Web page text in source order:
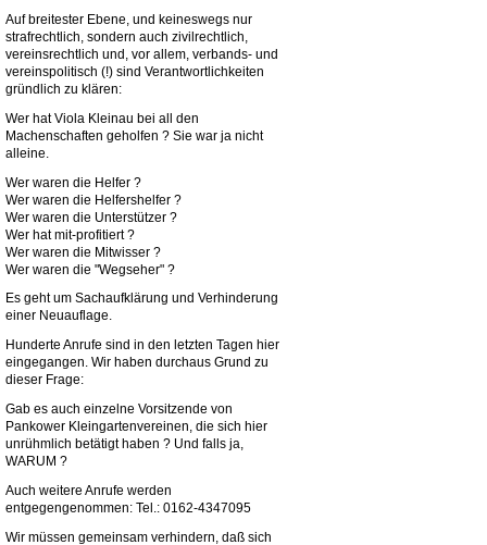
Auf breitester Ebene, und keineswegs nur
strafrechtlich, sondern auch zivilrechtlich,
vereinsrechtlich und, vor allem, verbands- und
vereinspolitisch (!) sind Verantwortlichkeiten
gründlich zu klären:
Wer hat Viola Kleinau bei all den
Machenschaften geholfen ? Sie war ja nicht
alleine.
Wer waren die Helfer ?
Wer waren die Helfershelfer ?
Wer waren die Unterstützer ?
Wer hat mit-profitiert ?
Wer waren die Mitwisser ?
Wer waren die "Wegseher" ?
Es geht um Sachaufklärung und Verhinderung
einer Neuauflage.
Hunderte Anrufe sind in den letzten Tagen hier
eingegangen. Wir haben durchaus Grund zu
dieser Frage:
Gab es auch einzelne Vorsitzende von
Pankower Kleingartenvereinen, die sich hier
unrühmlich betätigt haben ? Und falls ja,
WARUM ?
Auch weitere Anrufe werden
entgegengenommen: Tel.: 0162-4347095
Wir müssen gemeinsam verhindern, daß sich